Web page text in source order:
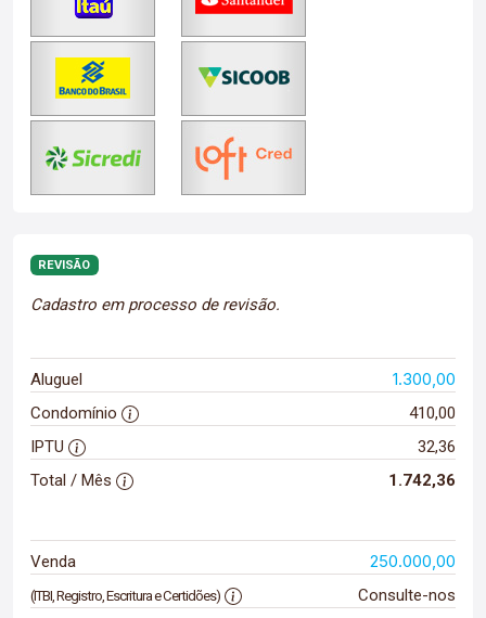
REVISÃO
Cadastro em processo de revisão.
Aluguel 1.300,00
Condomínio
410,00
IPTU
32,36
Total / Mês
1.742,36
Venda 250.000,00
(ITBI, Registro, Escritura e Certidões)
Consulte-nos